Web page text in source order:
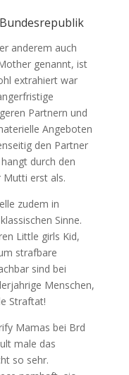
anderem auch
genannt, ist
extrahiert war
Partnern und
Angeboten
den Partner
durch den
Mutti erst als.
zudem in
Sinne.
Little girls Kid,
strafbare
sind bei
Menschen,
Straftat!
Mamas bei Brd
male das
so sehr.